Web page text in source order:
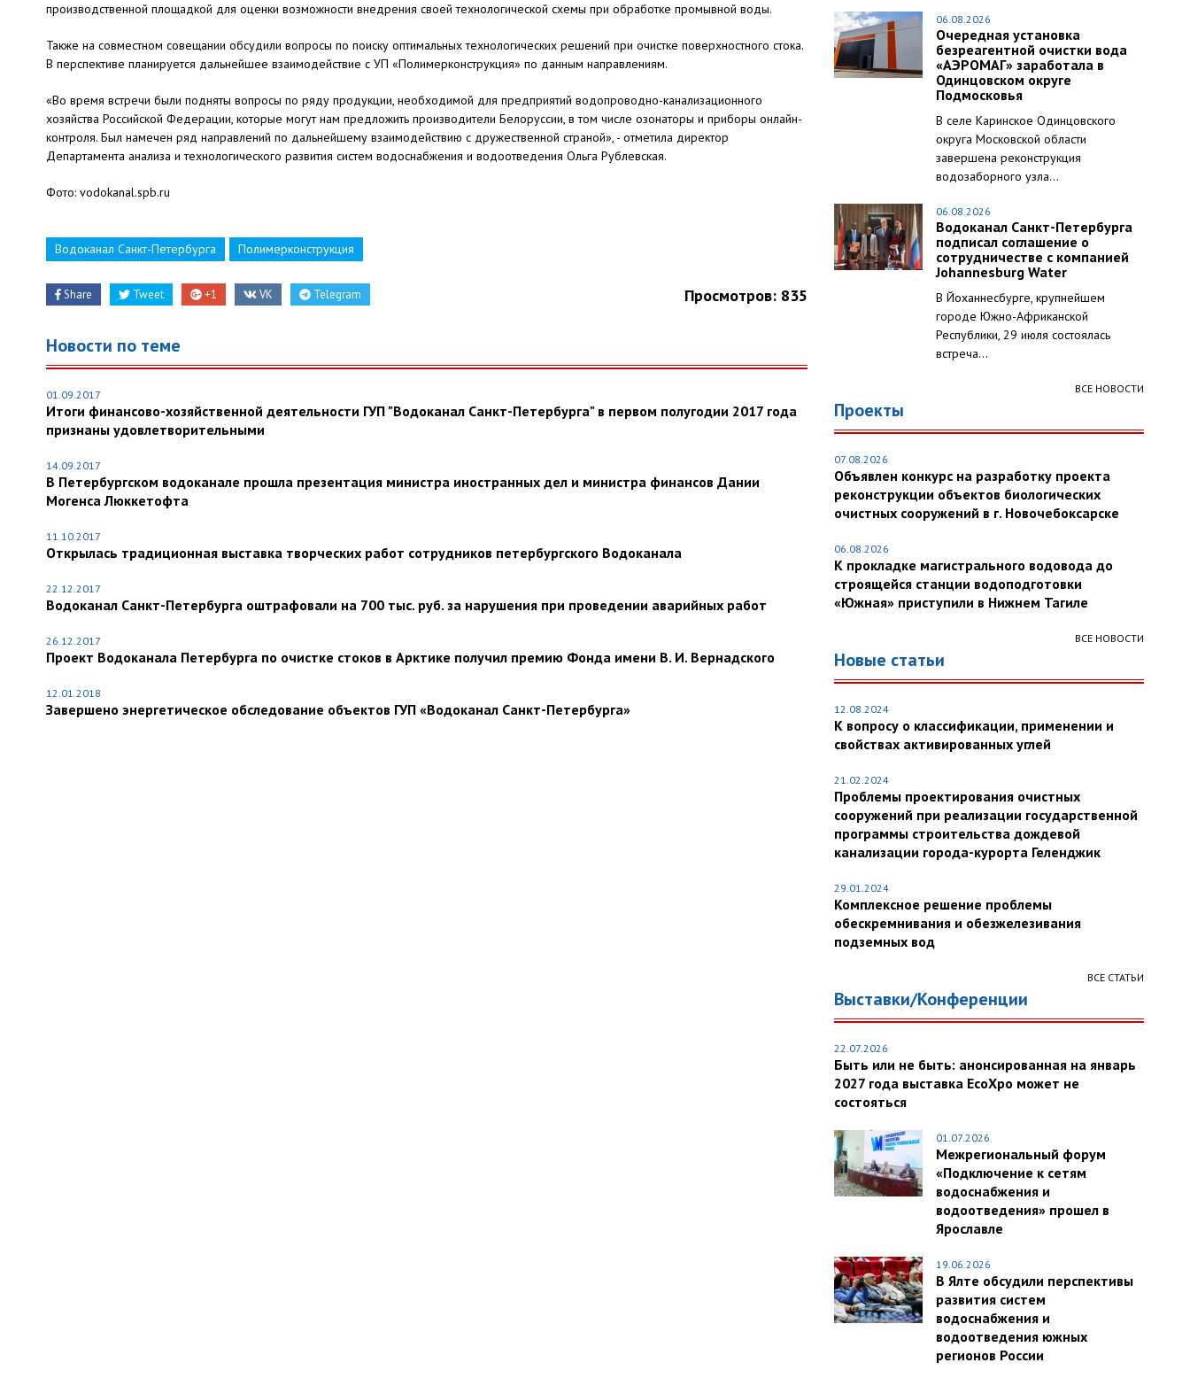
производственной площадкой для оценки возможности внедрения своей технологической схемы при обработке промывной воды.
Также на совместном совещании обсудили вопросы по поиску оптимальных технологических решений при очистке поверхностного стока.
В перспективе планируется дальнейшее взаимодействие с УП «Полимерконструкция» по данным направлениям.
«Во время встречи были подняты вопросы по ряду продукции, необходимой для предприятий водопроводно-канализационного
хозяйства Российской Федерации, которые могут нам предложить производители Белоруссии, в том числе озонаторы и приборы онлайн-
контроля. Был намечен ряд направлений по дальнейшему взаимодействию с дружественной страной», - отметила директор
Департамента анализа и технологического развития систем водоснабжения и водоотведения Ольга Рублевская.
Фото: vodokanal.spb.ru
Водоканал Санкт-Петербурга Полимерконструкция
Share Tweet +1 VK Telegram Просмотров: 835
Новости по теме
01.09.2017
Итоги финансово-хозяйственной деятельности ГУП "Водоканал Санкт-Петербурга" в первом полугодии 2017 года
признаны удовлетворительными
14.09.2017
В Петербургском водоканале прошла презентация министра иностранных дел и министра финансов Дании
Могенса Люккетофта
11.10.2017
Открылась традиционная выставка творческих работ сотрудников петербургского Водоканала
22.12.2017
Водоканал Санкт-Петербурга оштрафовали на 700 тыс. руб. за нарушения при проведении аварийных работ
26.12.2017
Проект Водоканала Петербурга по очистке стоков в Арктике получил премию Фонда имени В. И. Вернадского
12.01.2018
Завершено энергетическое обследование объектов ГУП «Водоканал Санкт-Петербурга»
06.08.2026
Очередная установка
безреагентной очистки вода
«АЭРОМАГ» заработала в
Одинцовском округе
Подмосковья
В селе Каринское Одинцовского
округа Московской области
завершена реконструкция
водозаборного узла...
06.08.2026
Водоканал Санкт-Петербурга
подписал соглашение о
сотрудничестве с компанией
Johannesburg Water
В Йоханнесбурге, крупнейшем
городе Южно-Африканской
Республики, 29 июля состоялась
встреча...
ВСЕ НОВОСТИ
Проекты
07.08.2026
Объявлен конкурс на разработку проекта
реконструкции объектов биологических
очистных сооружений в г. Новочебоксарске
06.08.2026
К прокладке магистрального водовода до
строящейся станции водоподготовки
«Южная» приступили в Нижнем Тагиле
ВСЕ НОВОСТИ
Новые статьи
12.08.2024
К вопросу о классификации, применении и
свойствах активированных углей
21.02.2024
Проблемы проектирования очистных
сооружений при реализации государственной
программы строительства дождевой
канализации города-курорта Геленджик
29.01.2024
Комплексное решение проблемы
обескремнивания и обезжелезивания
подземных вод
ВСЕ СТАТЬИ
Выставки/Конференции
22.07.2026
Быть или не быть: анонсированная на январь
2027 года выставка EcoXpo может не
состояться
01.07.2026
Межрегиональный форум
«Подключение к сетям
водоснабжения и
водоотведения» прошел в
Ярославле
19.06.2026
В Ялте обсудили перспективы
развития систем
водоснабжения и
водоотведения южных
регионов России